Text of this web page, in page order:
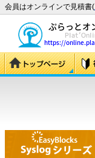
会員はオンラインで見積書(